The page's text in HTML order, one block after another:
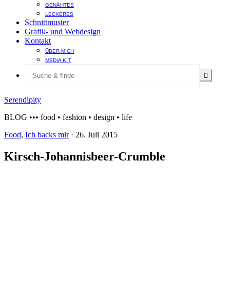
GENÄHTES
LECKERES
Schnittmuster
Grafik- und Webdesign
Kontakt
ÜBER MICH
MEDIA KIT
Serendipity
BLOG ••• food • fashion • design • life
Food, Ich backs mir· 26. Juli 2015
Kirsch-Johannisbeer-Crumble